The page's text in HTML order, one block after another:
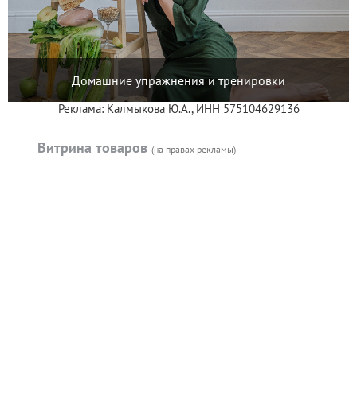
Домашние упражнения и тренировки
Реклама: Калмыкова Ю.А., ИНН 575104629136
Витрина товаров (на правах рекламы)